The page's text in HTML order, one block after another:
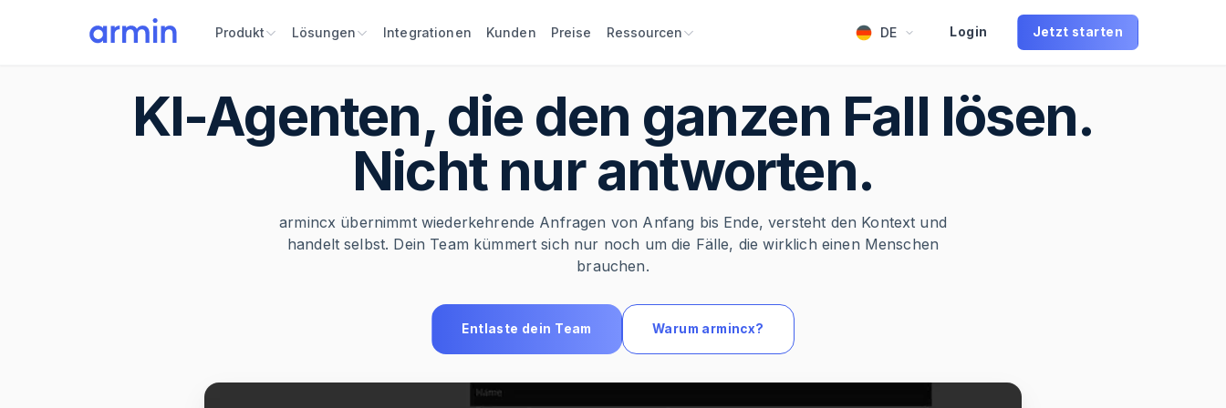
Produkt Lösungen Integrationen Kunden Preise Ressourcen DE Login Jetzt starten
KI-Agenten, die den ganzen Fall lösen.
Nicht nur antworten.
armincx übernimmt wiederkehrende Anfragen von Anfang bis Ende, versteht den Kontext und
handelt selbst. Dein Team kümmert sich nur noch um die Fälle, die wirklich einen Menschen
brauchen.
Entlaste dein Team Warum armincx?